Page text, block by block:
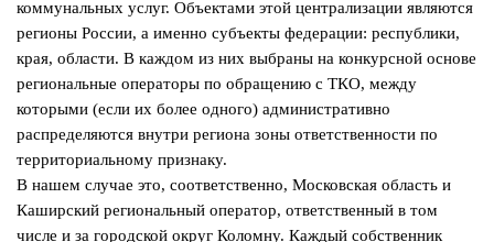
коммунальных услуг. Объектами этой централизации являются
регионы России, а именно субъекты федерации: республики,
края, области. В каждом из них выбраны на конкурсной основе
региональные операторы по обращению с ТКО, между
которыми (если их более одного) административно
распределяются внутри региона зоны ответственности по
территориальному признаку.
В нашем случае это, соответственно, Московская область и
Каширский региональный оператор, ответственный в том
числе и за городской округ Коломну. Каждый собственник